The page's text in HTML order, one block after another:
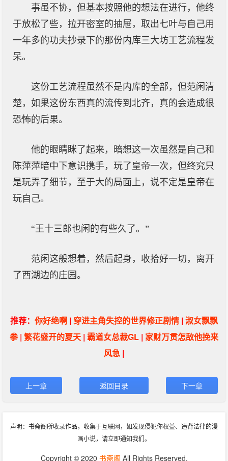
事虽不协，但基本按照他的想法在进行，他终
于放松了些，拉开密室的抽屉，取出七叶与自己用
一年多的功夫抄录下的那份内库三大坊工艺流程发
呆。
这份工艺流程虽然不是内库的全部，但范闲清
楚，如果这份东西真的流传到北齐，真的会造成很
恐怖的后果。
他的眼睛眯了起来，暗想这一次虽然是自己和
陈萍萍暗中下意识携手，玩了皇帝一次，但终究只
是玩弄了细节，至于大的局面上，说不定是皇帝在
玩自己。
“王十三郎也闲的有些久了。”
范闲这般想着，然后起身，收拾好一切，离开
了西湖边的庄园。
推荐： 你好绝啊 | 穿进主角失控的世界修正剧情 | 淑女飘飘
拳| 繁花盛开的夏天 | 霸道女总裁GL | 家财万贯怎敌他挽来
风急 |
上一章 返回目录 下一章
声明：书斋阁所收录作品，收集于互联网，如发现侵犯你权益、违背法律的漫
画小说，请立即通知我们。
Copyright © 2020 书斋阁 All Rights Reserved.